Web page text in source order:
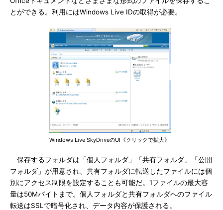
とができる。利用にはWindows Live IDの取得が必要。
Windows Live SkyDriveのUI《クリックで拡大》
保存するフォルダは「個人フォルダ」「共有フォルダ」「公開
フォルダ」が用意され、共有フォルダに転送したファイルには個
別にアクセス制限を設定することも可能だ。1ファイルの最大容
量は50Mバイトまで。個人フォルダと共有フォルダへのファイル
転送はSSLで暗号化され、データ内容が保護される。